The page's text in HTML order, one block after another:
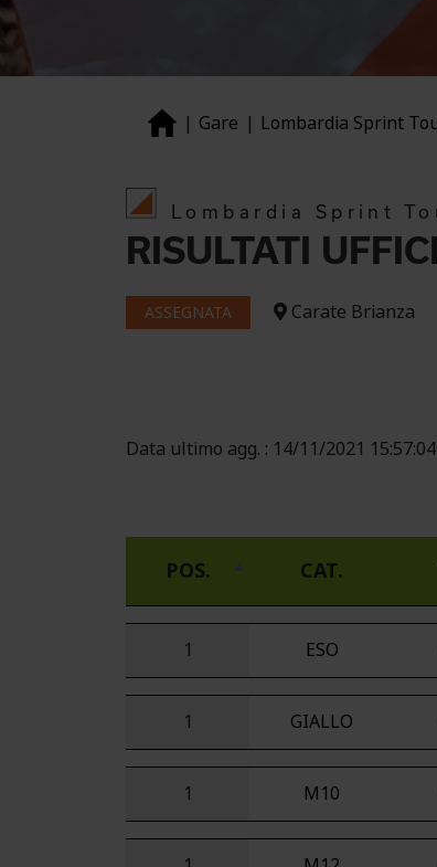
Gare Lombardia Sprint
Lombardia Sprint
RISULTATI
ASSEGNATA Carate Brianza
Data ultimo agg. : 14/11/2021 15:57:04
POS. CAT.
1 ESO
1 GIALLO
1 M10